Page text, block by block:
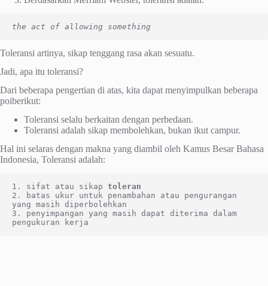
the act of allowing something
Toleransi artinya, sikap tenggang rasa akan sesuatu.
Jadi, apa itu toleransi?
Dari beberapa pengertian di atas, kita dapat menyimpulkan beberapa
poiberikut:
Toleransi selalu berkaitan dengan perbedaan.
Toleransi adalah sikap membolehkan, bukan ikut campur.
Hal ini selaras dengan makna yang diambil oleh Kamus Besar Bahasa
Indonesia, Toleransi adalah:
1. sifat atau sikap toleran
2. batas ukur untuk penambahan atau pengurangan
yang masih diperbolehkan
3. penyimpangan yang masih dapat diterima dalam
pengukuran kerja